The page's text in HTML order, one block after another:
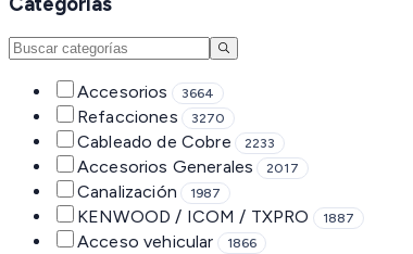
Accesorios 3664
Refacciones 3270
Cableado de Cobre 2233
Accesorios Generales 2017
Canalización 1987
KENWOOD / ICOM / TXPRO 1887
Acceso vehicular 1866